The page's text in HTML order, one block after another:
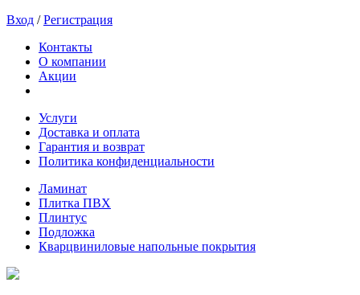
Вход /Регистрация
Контакты
О компании
Акции
Услуги
Доставка и оплата
Гарантия и возврат
Политика конфиденциальности
Ламинат
Плитка ПВХ
Плинтус
Подложка
Кварцвиниловые напольные покрытия